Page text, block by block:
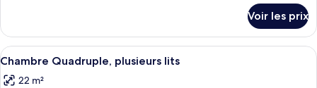
le
type
de
Chambre
Voir les prix
Afficher
toutes
Une chambre d’hôtel avec un lit,
2
Chambre Quadruple, plusieurs lits
22 m²